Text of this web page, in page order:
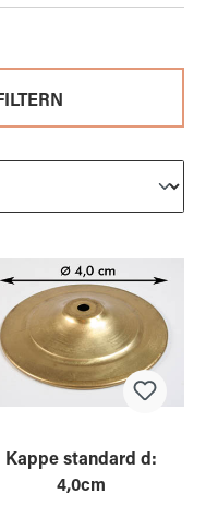
Kappe standard d:
4,0cm